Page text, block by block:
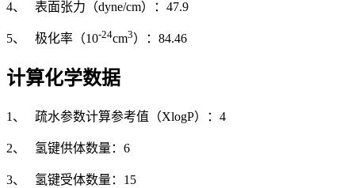
4、 表面张力（dyne/cm）：47.9
5、 极化率（10-24cm3）：84.46
计算化学数据
1、 疏水参数计算参考值（XlogP）：4
2、 氢键供体数量：6
3、 氢键受体数量：15